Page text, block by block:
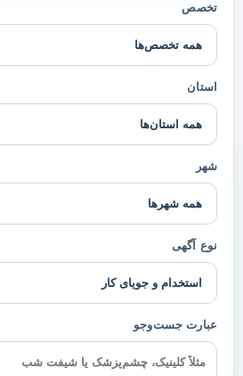
تخصص
استان
شهر
نوع آگهی
عبارت جست‌وجو